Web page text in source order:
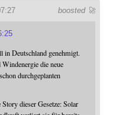
boosted 🚀
in Deutschland genehmigt.
die neue
durchgeplanten
dieser Gesetze: Solar